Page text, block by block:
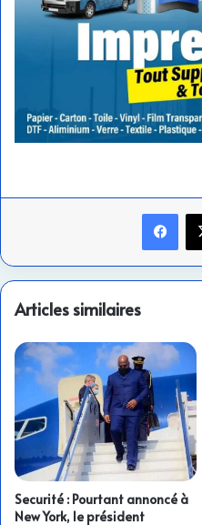
Articles similaires
Securité : Pourtant annoncé à
New York, le président